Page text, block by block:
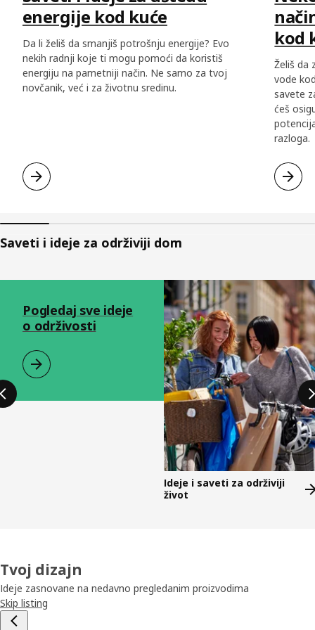
energije kod kuće
Da li želiš da smanjiš potrošnju energije? Evo
nekih radnji koje ti mogu pomoći da koristiš
energiju na pametniji način. Ne samo za tvoj
novčanik, već i za životnu sredinu.
kod
Želiš da
vode
savete
ćeš
razloga.​
Saveti i ideje za održiviji dom
Pogledaj sve ideje
o održivosti
Ideje i saveti za održiviji
život
Tvoj dizajn
Ideje zasnovane na nedavno pregledanim proizvodima
Skip listing